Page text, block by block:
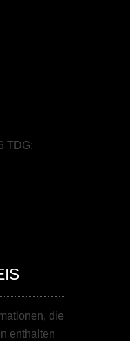
TDG:
die
enthalten